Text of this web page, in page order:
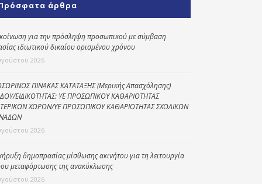
Kοινωνικό
φαρμακείο
Πρόγραμμα
“Βοήθεια στο σπίτι”
Κέντρο Ημερήσιας
Φροντίδας
άρθρα
για την πρόσληψη προσωπικού με σύμβαση
ιδιωτικού δικαίου ορισμένου χρόνου
2026
ΠΙΝΑΚΑΣ ΚΑΤΑΤΑΞΗΣ (Μερικής Απασχόλησης)
ΕΙΔΙΚΟΤΗΤΑΣ: ΥΕ ΠΡΟΣΩΠΙΚΟΥ ΚΑΘΑΡΙΟΤΗΤΑΣ
ΧΩΡΩΝ/ΥΕ ΠΡΟΣΩΠΙΚΟΥ ΚΑΘΑΡΙΟΤΗΤΑΣ ΣΧΟΛΙΚΩΝ
2026
δημοπρασίας μίσθωσης ακινήτου για τη λειτουργία
μεταφόρτωσης της ανακύκλωσης
2026